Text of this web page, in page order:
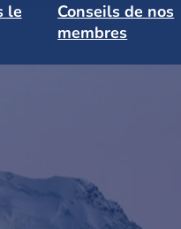
le
Conseils de nos
membres